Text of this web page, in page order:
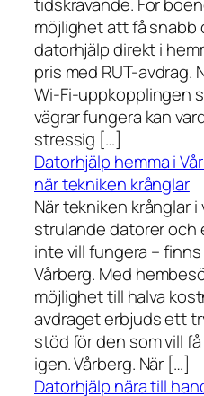
tidskrävande. För
möjlighet att få snabb
datorhjälp direkt i
pris med RUT-avdrag.
Wi-Fi-uppkopplingen
vägrar fungera kan
stressig […]
Datorhjälp hemma i
när tekniken krånglar
När tekniken krånglar i
strulande datorer och
inte vill fungera –
Vårberg. Med
möjlighet till halva
avdraget erbjuds ett
stöd för den som vill
igen. Vårberg. När […]
Datorhjälp nära till